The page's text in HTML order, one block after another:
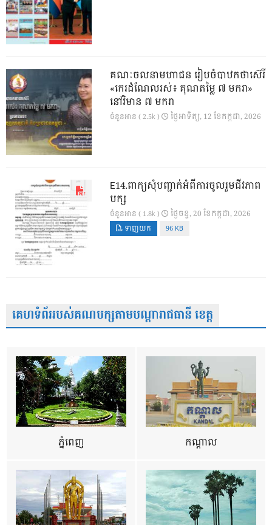
គណៈចលនាមហាជន រៀបចំបាឋកថាស៊េរី
«កេរដំណែលរស់៖ គុណតម្លៃ ៧ មករា»
នៅវិមាន ៧ មករា
ចំនួនអាន ( 2.5k ) ថ្ងៃ​អាទិត្យ, 12 ខែ​កក្កដា, 2026
E14.ពាក្យសុំបញ្ជាក់អំពីការចូលរួមជីវភាព
បក្ស
ចំនួនអាន ( 1.8k ) ថ្ងៃ​ចន្ទ, 20 ខែ​កក្កដា, 2026
ទាញយក 96 KB
គេហទំព័ររបស់គណបក្សតាមបណ្តារាជធានី ខេត្ត
ភ្នំពេញ កណ្តាល